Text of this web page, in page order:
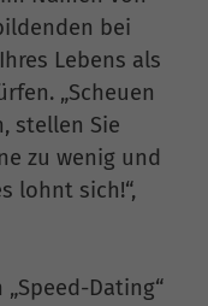
bei
Lebens als
„Scheuen
stellen Sie
zu wenig und
lohnt sich!“,
Dating“